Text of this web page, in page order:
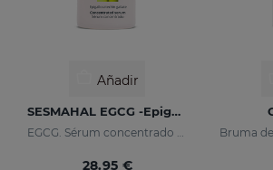
Añadir
SESMAHAL EGCG -Epigallocatechin Gallate
EGCG. Sérum concentrado antioxidante
28.95 €